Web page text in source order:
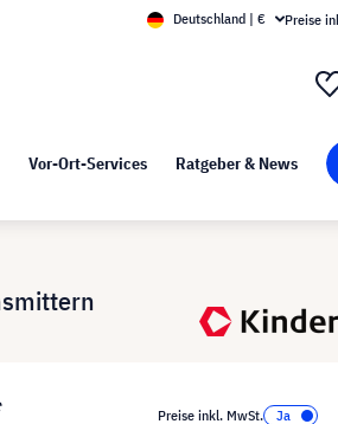
Kunst bei visunext
Deutschland | € Preise
Vor-Ort-Services Ratgeber & News
Preise inkl. MwSt.